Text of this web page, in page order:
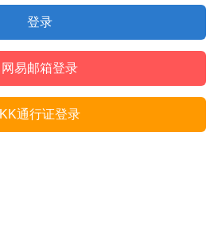
登录
网易邮箱登录
KK通行证登录